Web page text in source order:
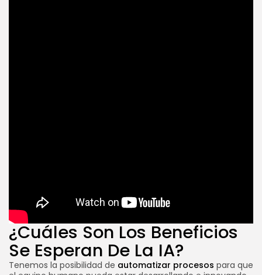
Conoce más sobre Inteligencia Artificial
¿Cuáles Son Los Beneficios
Se Esperan De La IA?
Tenemos la posibilidad de automatizar procesos para que